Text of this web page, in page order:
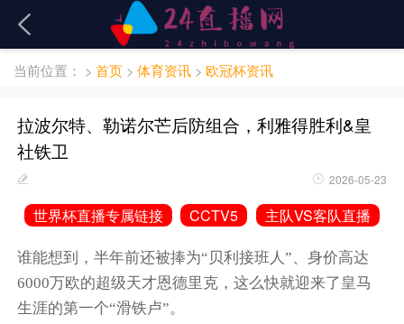
当前位置： > 首页 > 体育资讯 > 欧冠杯资讯
拉波尔特、勒诺尔芒后防组合，利雅得胜利&皇
社铁卫
2026-05-23
世界杯直播专属链接 CCTV5 主队VS客队直播
谁能想到，半年前还被捧为“贝利接班人”、身价高达
6000万欧的超级天才恩德里克 ，这么快就迎来了皇马
生涯的第一个“滑铁卢”。